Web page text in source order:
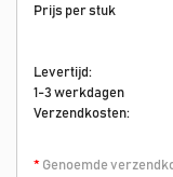
Prijs per stuk
Levertijd:
1-3 werkdagen
Verzendkosten:
* Genoemde